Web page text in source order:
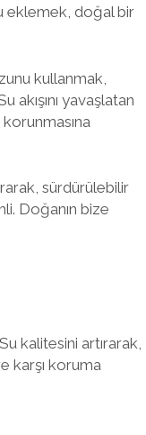
eklemek, doğal bir
kullanmak,
akışını yavaşlatan
sürdürülebilir
Doğanın bize
kalitesini artırarak,
karşı koruma